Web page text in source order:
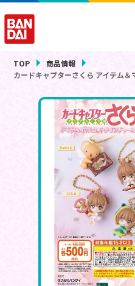
TOP
商品情報
カードキャプターさくら アイテム